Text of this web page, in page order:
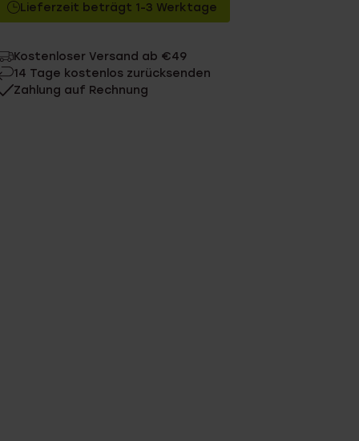
Lieferzeit beträgt 1-3 Werktage
Kostenloser Versand ab €49
14 Tage kostenlos zurücksenden
Zahlung auf Rechnung